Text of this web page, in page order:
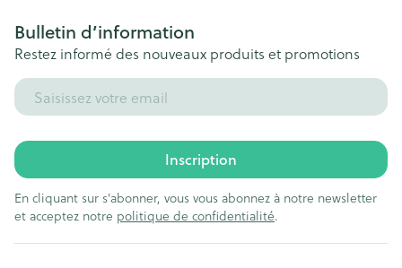
Bulletin d’information
Restez informé des nouveaux produits et promotions
Adresse mail
Inscription
En cliquant sur s'abonner, vous vous abonnez à notre newsletter
et acceptez notre politique de confidentialité.